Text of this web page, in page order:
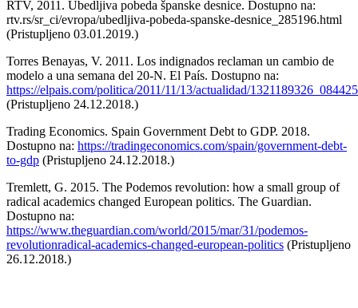
RTV, 2011. Ubedljiva pobeda španske desnice. Dostupno na:
rtv.rs/sr_ci/evropa/ubedljiva-pobeda-spanske-desnice_285196.html
(Pristupljeno 03.01.2019.)
Torres Benayas, V. 2011. Los indignados reclaman un cambio de
modelo a una semana del 20-N. El País. Dostupno na:
https://elpais.com/politica/2011/11/13/actualidad/
(Pristupljeno 24.12.2018.)
Trading Economics. Spain Government Debt to GDP. 2018.
Dostupno na: https://tradingeconomics.com/spain/government-debt-
to-gdp (Pristupljeno 24.12.2018.)
Tremlett, G. 2015. The Podemos revolution: how a small group of
radical academics changed European politics. The Guardian.
Dostupno na:
https://www.theguardian.com/world/2015/mar/31/podemos-
revolutionradical-academics-changed-european-politics (Pristupljeno
26.12.2018.)